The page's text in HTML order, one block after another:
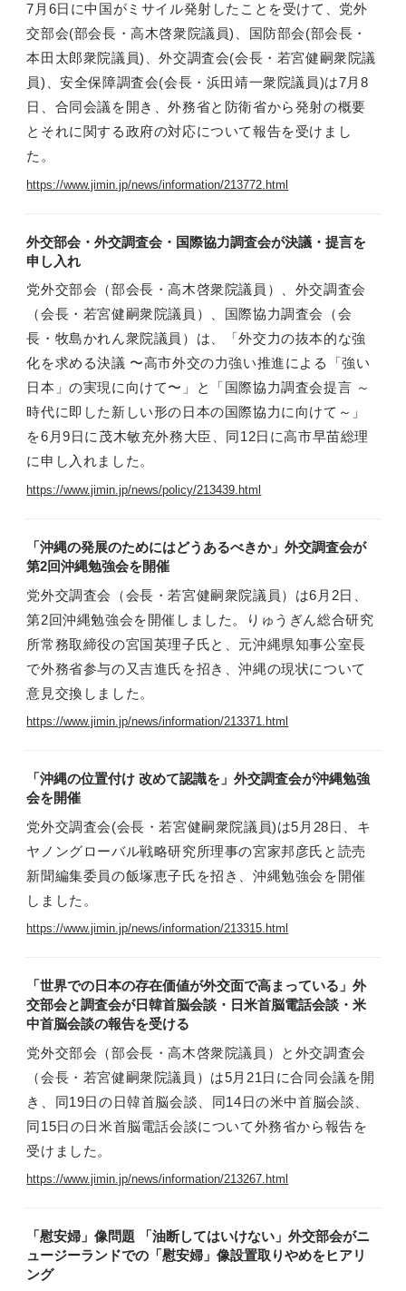
7月6日に中国がミサイル発射したことを受けて、党外
交部会(部会長・高木啓衆院議員)、国防部会(部会長・
本田太郎衆院議員)、外交調査会(会長・若宮健嗣衆院議
員)、安全保障調査会(会長・浜田靖一衆院議員)は7月8
日、合同会議を開き、外務省と防衛省から発射の概要
とそれに関する政府の対応について報告を受けまし
た。
https://www.jimin.jp/news/information/213772.html
外交部会・外交調査会・国際協力調査会が決議・提言を
申し入れ
党外交部会（部会長・高木啓衆院議員）、外交調査会
（会長・若宮健嗣衆院議員）、国際協力調査会（会
長・牧島かれん衆院議員）は、「外交力の抜本的な強
化を求める決議 〜高市外交の力強い推進による「強い
日本」の実現に向けて〜」と「国際協力調査会提言 ～
時代に即した新しい形の日本の国際協力に向けて～」
を6月9日に茂木敏充外務大臣、同12日に高市早苗総理
に申し入れました。
https://www.jimin.jp/news/policy/213439.html
「沖縄の発展のためにはどうあるべきか」外交調査会が
第2回沖縄勉強会を開催
党外交調査会（会長・若宮健嗣衆院議員）は6月2日、
第2回沖縄勉強会を開催しました。りゅうぎん総合研究
所常務取締役の宮国英理子氏と、元沖縄県知事公室長
で外務省参与の又吉進氏を招き、沖縄の現状について
意見交換しました。
https://www.jimin.jp/news/information/213371.html
「沖縄の位置付け 改めて認識を」外交調査会が沖縄勉強
会を開催
党外交調査会(会長・若宮健嗣衆院議員)は5月28日、キ
ヤノングローバル戦略研究所理事の宮家邦彦氏と読売
新聞編集委員の飯塚恵子氏を招き、沖縄勉強会を開催
しました。
https://www.jimin.jp/news/information/213315.html
「世界での日本の存在価値が外交面で高まっている」外
交部会と調査会が日韓首脳会談・日米首脳電話会談・米
中首脳会談の報告を受ける
党外交部会（部会長・高木啓衆院議員）と外交調査会
（会長・若宮健嗣衆院議員）は5月21日に合同会議を開
き、同19日の日韓首脳会談、同14日の米中首脳会談、
同15日の日米首脳電話会談について外務省から報告を
受けました。
https://www.jimin.jp/news/information/213267.html
「慰安婦」像問題 「油断してはいけない」外交部会がニ
ュージーランドでの「慰安婦」像設置取りやめをヒアリ
ング